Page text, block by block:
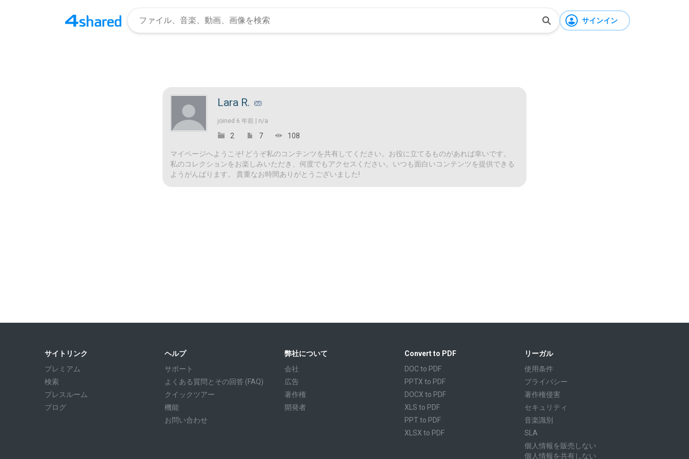
サインイン
Lara R.
joined 6 年前 | n/a
2 7 108
マイページへようこそ! どうぞ私のコンテンツを共有してください。お役に立てるものがあれば幸いです。
私のコレクションをお楽しみいただき、何度でもアクセスください。いつも面白いコンテンツを提供できる
ようがんばります。 貴重なお時間ありがとうございました!
サイトリンク
プレミアム
検索
プレスルーム
ブログ
ヘルプ
サポート
よくある質問とその回答 (FAQ)
クイックツアー
機能
お問い合わせ
弊社について
会社
広告
著作権
開発者
Convert to PDF
DOC to PDF
PPTX to PDF
DOCX to PDF
XLS to PDF
PPT to PDF
XLSX to PDF
リーガル
使用条件
プライバシー
著作権侵害
セキュリティ
音楽識別
SLA
個人情報を販売しない
個人情報を共有しない